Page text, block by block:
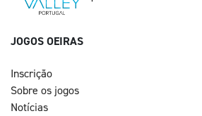
JOGOS OEIRAS
Inscrição
Sobre os jogos
Notícias